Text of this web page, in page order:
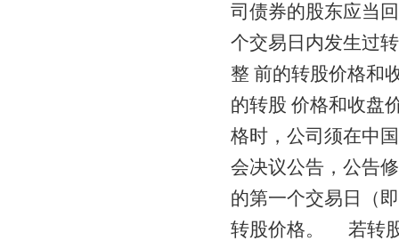
司债券的股东应当
个交易日内发生过
整 前的转股价格和
的转股 价格和收
格时，公司须在中
会决议公告，公告
的第一个交易日（
转股价格。 若转股